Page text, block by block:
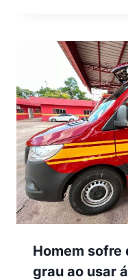
Homem sofre
grau ao usar